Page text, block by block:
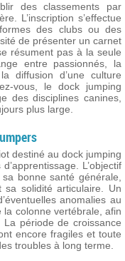
des classements par
L’inscription s’effectue
des clubs ou des
de présenter un carnet
résument pas à la seule
entre passionnés, la
diffusion d’une culture
vous, le dock jumping
des disciplines canines,
plus large.
destiné au dock jumping
L’objectif
bonne santé générale,
sa solidité articulaire. Un
anomalies au
colonne vertébrale, afin
La période de croissance
encore fragiles et toute
troubles à long terme.